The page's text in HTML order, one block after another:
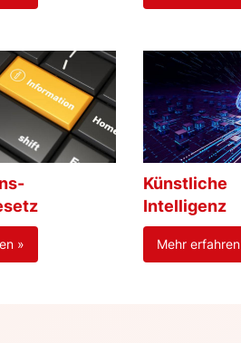
»
Künstliche
Intelligenz
Mehr